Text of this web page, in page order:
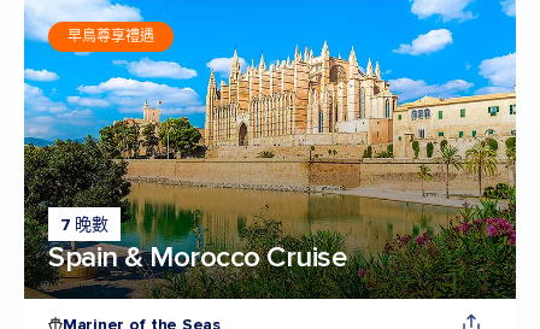
7 晚數
Spain & Morocco Cruise
早鳥尊享禮遇
Mariner of the Seas